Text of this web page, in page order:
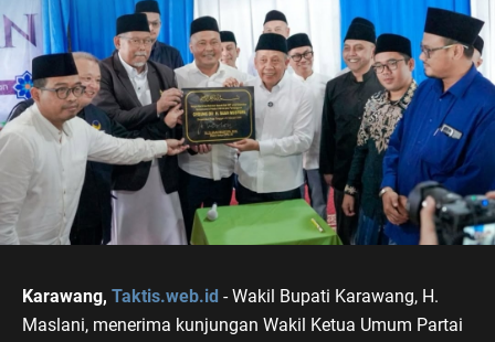
Karawang, Taktis.web.id - Wakil Bupati Karawang, H.
Maslani, menerima kunjungan Wakil Ketua Umum Partai